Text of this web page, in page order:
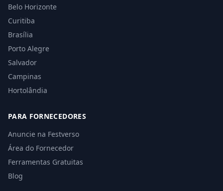
Belo Horizonte
Curitiba
Brasília
Porto Alegre
Salvador
Campinas
Hortolândia
PARA FORNECEDORES
Anuncie na Festverso
Área do Fornecedor
Ferramentas Gratuitas
Blog